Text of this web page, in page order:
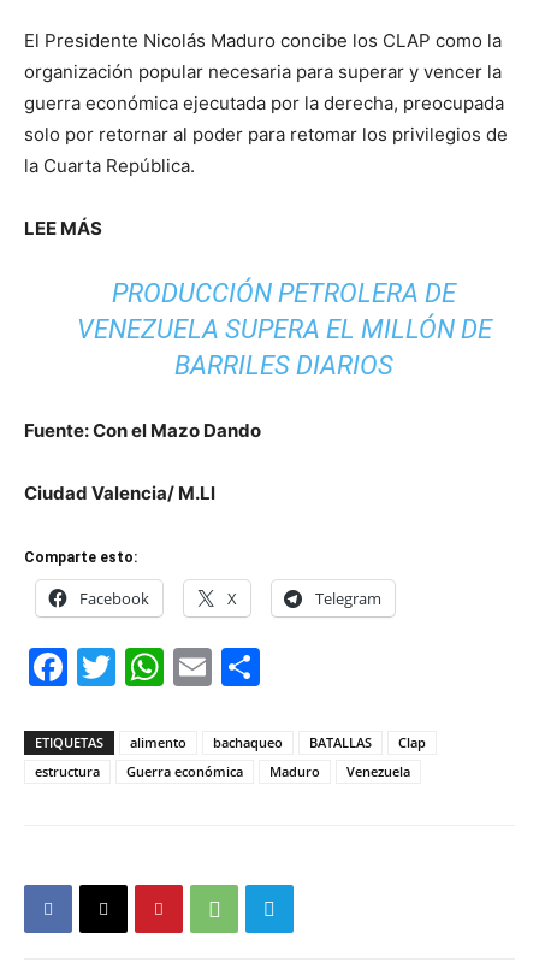
El Presidente Nicolás Maduro concibe los CLAP como la
organización popular necesaria para superar y vencer la
guerra económica ejecutada por la derecha, preocupada
solo por retornar al poder para retomar los privilegios de
la Cuarta República.
LEE MÁS
PRODUCCIÓN PETROLERA DE
VENEZUELA SUPERA EL MILLÓN DE
BARRILES DIARIOS
Fuente: Con el Mazo Dando
Ciudad Valencia/ M.Ll
Comparte esto:
Facebook X Telegram
Facebook
Twitter
WhatsApp
Email
ETIQUETAS alimento bachaqueo BATALLAS
Clap
estructura
Guerra económica Maduro Venezuela